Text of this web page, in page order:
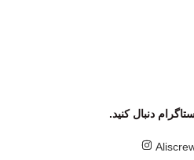
دنبال کنید.